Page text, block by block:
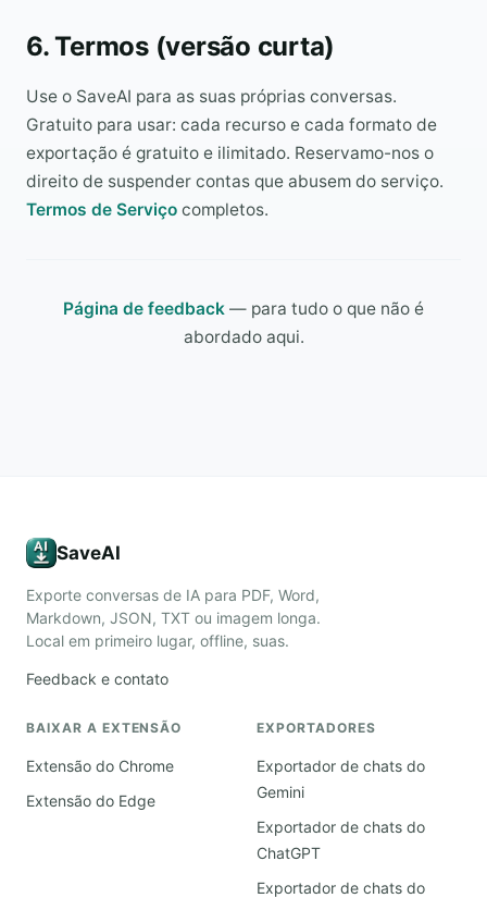
6. Termos (versão curta)
Use o SaveAI para as suas próprias conversas.
Gratuito para usar: cada recurso e cada formato de
exportação é gratuito e ilimitado. Reservamo-nos o
direito de suspender contas que abusem do serviço.
Termos de Serviço completos.
Página de feedback — para tudo o que não é
abordado aqui.
SaveAI
Exporte conversas de IA para PDF, Word,
Markdown, JSON, TXT ou imagem longa.
Local em primeiro lugar, offline, suas.
Feedback e contato
BAIXAR A EXTENSÃO
Extensão do Chrome
Extensão do Edge
EXPORTADORES
Exportador de chats do
Gemini
Exportador de chats do
ChatGPT
Exportador de chats do